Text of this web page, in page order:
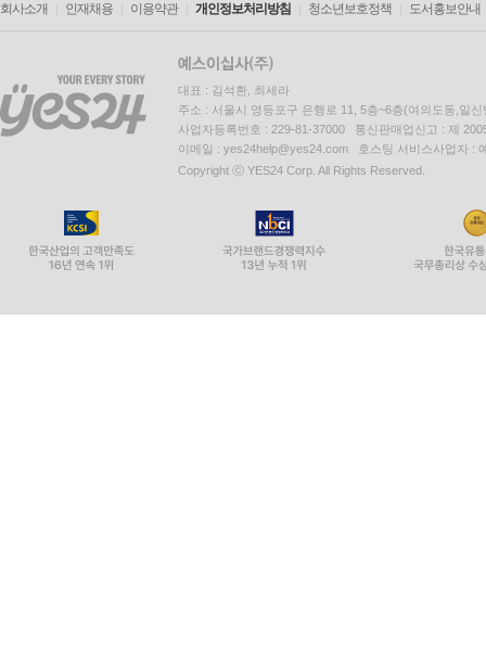
회사소개 인재채용 이용약관 개인정보처리방침 청소년보호정책 도서홍보안내
대표 : 김석환, 최세라
주소 : 서울시 영등포구 은행로 11, 5층~6층(여의도동,일신
사업자등록번호 : 229-81-37000 통신판매업신고 : 제
이메일 : yes24help@yes24.com 호스팅 서비스사업자 :
Copyright ⓒ YES24 Corp. All Rights Reserved.